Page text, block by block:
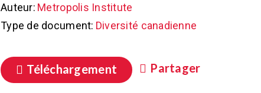
Auteur: Metropolis Institute
Type de document: Diversité canadienne
Téléchargement Partager